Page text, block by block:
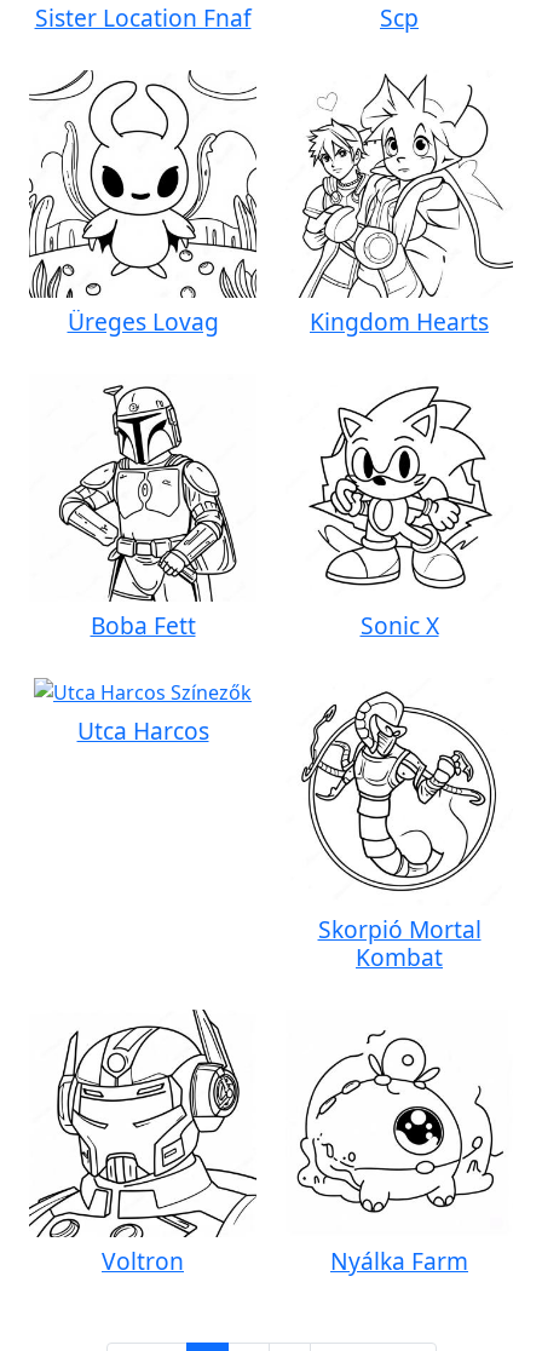
Sister Location Fnaf Scp
Üreges Lovag Kingdom Hearts
Boba Fett Sonic X
Utca Harcos
Skorpió Mortal
Kombat
Voltron Nyálka Farm